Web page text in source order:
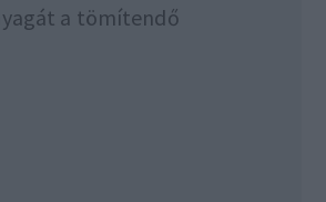
a tömítendő